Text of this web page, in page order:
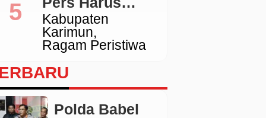
Jaya
Kabupaten
Karimun
Ragam Peristiwa
Dilindungi,
Wartawan yang
Melanggar Etika
Juga Wajib
Dikoreksi
Polda Babel